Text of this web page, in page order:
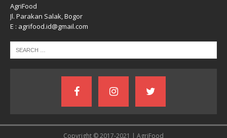
AgriFood
Jl. Parakan Salak, Bogor
E : agrifood.id@gmail.com
Copyright © 2017-2021 | AgriFood